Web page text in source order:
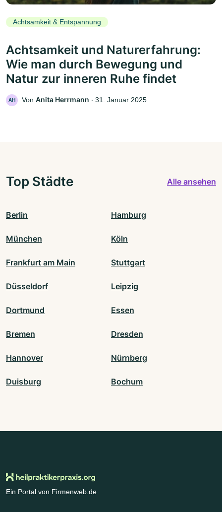
Achtsamkeit & Entspannung
Achtsamkeit und Naturerfahrung:
Wie man durch Bewegung und
Natur zur inneren Ruhe findet
AH Von Anita Herrmann ‧ 31. Januar 2025
Top Städte Alle ansehen
Berlin Hamburg
München Köln
Frankfurt am Main Stuttgart
Düsseldorf Leipzig
Dortmund Essen
Bremen Dresden
Hannover Nürnberg
Duisburg Bochum
Ein Portal von Firmenweb.de